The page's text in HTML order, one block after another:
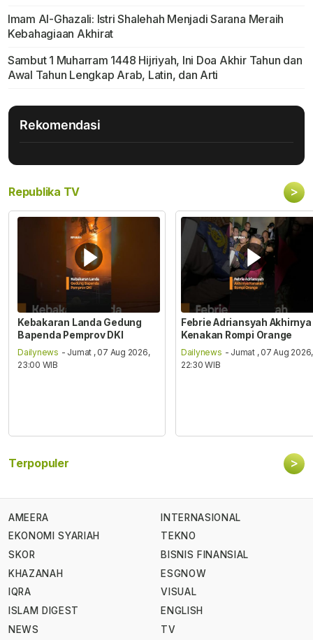
Imam Al-Ghazali: Istri Shalehah Menjadi Sarana Meraih
Kebahagiaan Akhirat
Sambut 1 Muharram 1448 Hijriyah, Ini Doa Akhir Tahun dan
Awal Tahun Lengkap Arab, Latin, dan Arti
Rekomendasi
Republika TV >
Kebakaran Landa Gedung
Bapenda Pemprov DKI
Dailynews - Jumat , 07 Aug 2026,
23:00 WIB
Febrie Adriansyah Akhirnya
Kenakan Rompi Orange
Dailynews - Jumat , 07 Aug 2026,
22:30 WIB
Terpopuler >
AMEERA
EKONOMI SYARIAH
SKOR
KHAZANAH
IQRA
ISLAM DIGEST
NEWS
INTERNASIONAL
TEKNO
BISNIS FINANSIAL
ESGNOW
VISUAL
ENGLISH
TV